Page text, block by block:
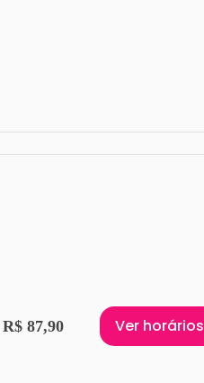
R$ 87,90 Ver horários